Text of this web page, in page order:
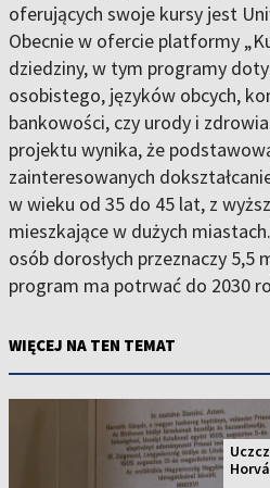
oferujących swoje kursy jest
Obecnie w ofercie platformy
dziedziny, w tym programy
osobistego, języków obcych,
bankowości, czy urody i
projektu wynika, że
zainteresowanych
w wieku od 35 do 45 lat, z
mieszkające w dużych
osób dorosłych przeznaczy 5,5
program ma potrwać do 2030
WIĘCEJ NA TEN TEMAT